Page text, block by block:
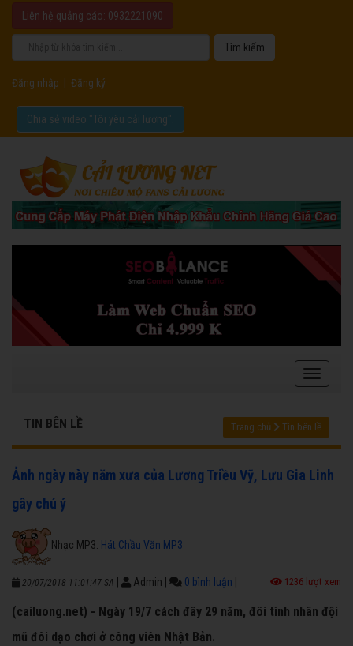
Liên hệ quảng cáo: 0932221090
Đăng nhập Đăng ký
Chia sẻ video "Tôi yêu cải lương".
TIN BÊN LỀ Trang chủ Tin bên lề
Ảnh ngày này năm xưa của Lương Triều Vỹ, Lưu Gia Linh
gây chú ý
Nhạc MP3: Hát Chầu Văn MP3
20/07/2018 11:01:47 SA Admin 0 bình luận 1236 lượt xem
(cailuong.net) - Ngày 19/7 cách đây 29 năm, đôi tình nhân đội
mũ đôi dạo chơi ở công viên Nhật Bản.